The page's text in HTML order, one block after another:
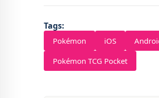
Tags:
Pokémon iOS
Pokémon TCG Pocket